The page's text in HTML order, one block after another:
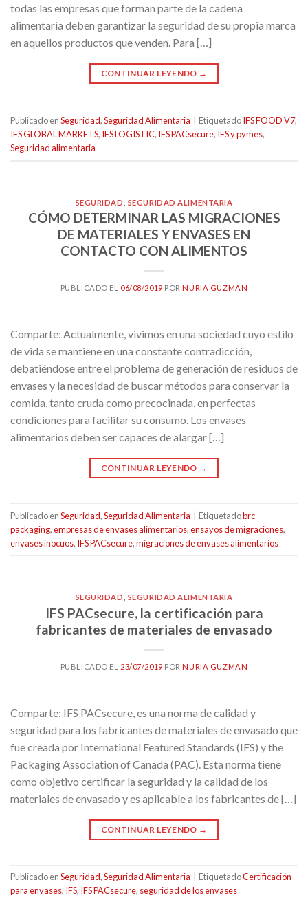
todas las empresas que forman parte de la cadena
alimentaria deben garantizar la seguridad de su propia marca
en aquellos productos que venden. Para […]
CONTINUAR LEYENDO →
Publicado enSeguridad,Seguridad Alimentaria EtiquetadoIFS FOOD V7,
IFS GLOBAL MARKETS, IFS LOGISTIC, IFS PACsecure, IFS y pymes,
Seguridad alimentaria
SEGURIDAD SEGURIDAD ALIMENTARIA
CÓMO DETERMINAR LAS MIGRACIONES
DE MATERIALES Y ENVASES EN
CONTACTO CON ALIMENTOS
PUBLICADO EL 06/08/2019 PORNURIA GUZMAN
Comparte: Actualmente, vivimos en una sociedad cuyo estilo
de vida se mantiene en una constante contradicción,
debatiéndose entre el problema de generación de residuos de
envases y la necesidad de buscar métodos para conservar la
comida, tanto cruda como precocinada, en perfectas
condiciones para facilitar su consumo. Los envases
alimentarios deben ser capaces de alargar […]
CONTINUAR LEYENDO →
Publicado enSeguridad,Seguridad Alimentaria Etiquetadobrc
packaging,empresas de envases alimentarios,ensayos de migraciones,
envases inocuos, IFS PACsecure,migraciones de envases alimentarios
SEGURIDAD SEGURIDAD ALIMENTARIA
IFS PACsecure, la certificación para
fabricantes de materiales de envasado
PUBLICADO EL 23/07/2019 PORNURIA GUZMAN
Comparte: IFS PACsecure, es una norma de calidad y
seguridad para los fabricantes de materiales de envasado que
fue creada por International Featured Standards (IFS) y the
Packaging Association of Canada (PAC). Esta norma tiene
como objetivo certificar la seguridad y la calidad de los
materiales de envasado y es aplicable a los fabricantes de […]
CONTINUAR LEYENDO →
Publicado enSeguridad,Seguridad Alimentaria EtiquetadoCertificación
para envases, IFS, IFS PACsecure, seguridad de los envases